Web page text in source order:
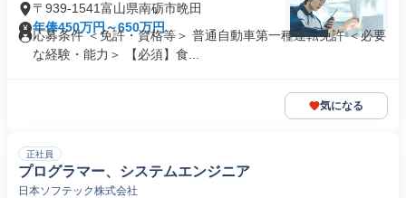
〒939-1541富山県南砺市晩田
年俸450万円～650万円
応募条件 ＜免許・資格等＞ 普通自動車第一種運転免許 ＜必要
な経験・能力＞ 【必須】食...
気になる
正社員
プログラマー、システムエンジニア
日本ソフテック株式会社